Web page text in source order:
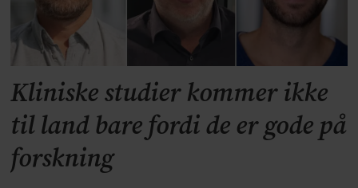
Kliniske studier kommer ikke
til land bare fordi de er gode på
forskning